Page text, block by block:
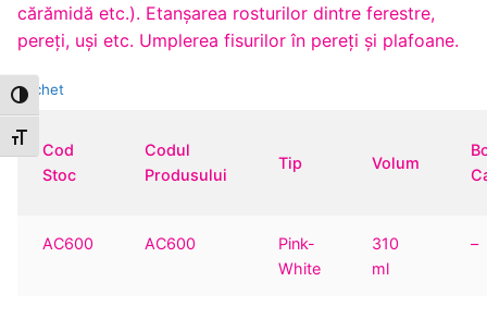
Toggle High Contrast
Toggle Font size
cărămidă etc.). Etanşarea rosturilor dintre ferestre,
pereţi, uşi etc. Umplerea fisurilor în pereţi şi plafoane.
Pachet
Cod
Stoc
Codul
Produsului
Tip Volum
AC600 AC600
Pink-
White
310
ml
–